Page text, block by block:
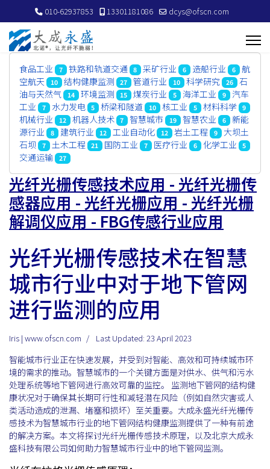
010-62937853 13301181086 dcys@ofscn.com
食品工业 7 铁路和轨道交通 8 采矿行业 6 造船行业 6
航
空航天
10 结构健康监测 27 管道行业 10 科学研究 26
石
油与天然气
14 环境监测 15 煤炭行业 5 海洋工业 9
汽车
工业
7 水力发电 5 桥梁和隧道 10 核工业 5 材料科学 9
机械行业 12 机器人技术 7 智慧城市 19 智慧农业 6
新能
源行业
8 建筑行业 12 工业自动化 12 岩土工程 9
大坝土
石坝
7 土木工程 21 国防工业 7 医疗行业 6 化学工业 5
交通运输 27
光纤光栅传感技术应用 - 光纤光栅传
感器应用 - 光纤光栅应用 - 光纤光栅
解调仪应用 - FBG传感行业应用
光纤光栅传感技术在智慧
城市行业中对于地下管网
进行监测的应用
Iris | www.ofscn.com Last Updated: 23 April 2023
智能城市行业正在快速发展，并受到对智能、高效和可持续城市环
境的需求的推动。智慧城市的一个关键方面是对供水、供气和污水
处理系统等地下管网进行高效可靠的监控。 监测地下管网的结构健
康状况对于确保其长期可行性和减轻潜在风险（例如自然灾害或人
类活动造成的泄漏、堵塞和损坏）至关重要。大成永盛光纤光栅传
感技术为智慧城市行业的地下管网结构健康监测提供了一种有前途
的解决方案。本文将探讨光纤光栅传感技术原理，以及北京大成永
盛科技有限公司如何助力智慧城市行业中的地下管网监测。